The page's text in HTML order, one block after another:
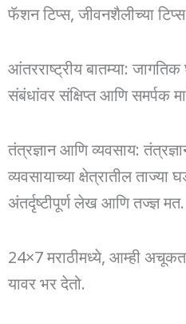
फॅशन टिप्स, जीवनशैलीच्या
आंतरराष्ट्रीय बातम्या:
संबंधांवर संक्षिप्त आणि समर्पक
तंत्रज्ञान आणि व्यवसाय:
व्यवसायाच्या क्षेत्रातील ताज्या
अंतर्दृष्टीपूर्ण लेख आणि तज्ज्ञ मत.
24×7 मराठीमध्ये, आम्ही
यावर भर देतो.